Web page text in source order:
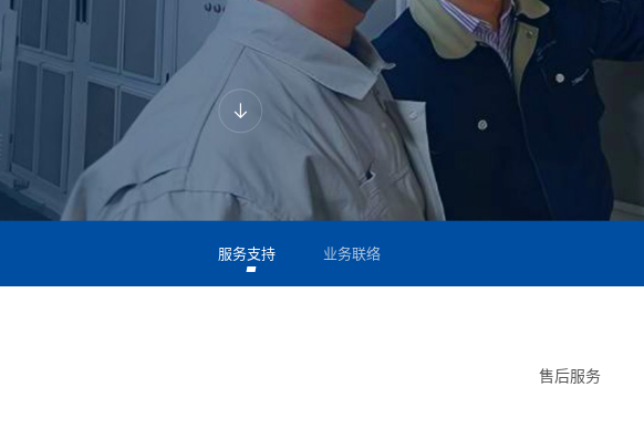
服务支持 业务联络
售后服务